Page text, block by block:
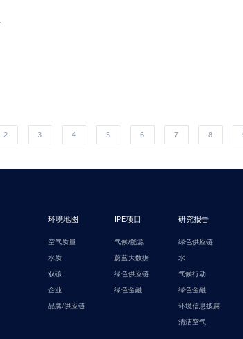
2 3 4 5 6 7 8
环境地图
空气质量
水质
双碳
企业
品牌/供应链
IPE项目
气候/能源
蔚蓝大数据
绿色供应链
绿色金融
研究报告
绿色供应链
水
气候行动
绿色金融
环境信息披露
清洁空气